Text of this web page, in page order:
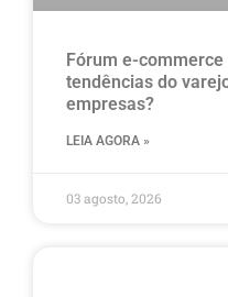
Fórum e-
tendências do
empresas?
LEIA AGORA »
03 agosto, 2026